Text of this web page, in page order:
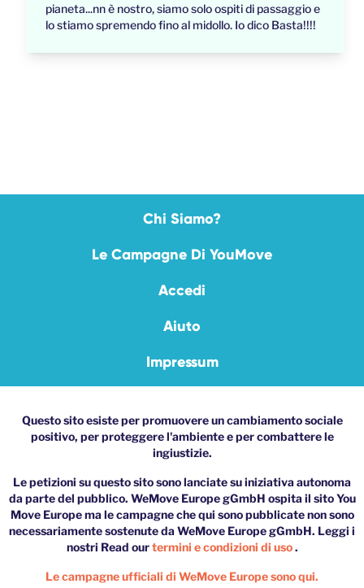
pianeta...nn è nostro, siamo solo ospiti di passaggio e
lo stiamo spremendo fino al midollo. Io dico Basta!!!!
Chi Siamo?
Le Campagne Di YouMove
Accedi
Aiuto
Impressum
Questo sito esiste per promuovere un cambiamento sociale
positivo, per proteggere l'ambiente e per combattere le
ingiustizie.
Le petizioni su questo sito sono lanciate su iniziativa autonoma
da parte del pubblico. WeMove Europe gGmbH ospita il sito You
Move Europe ma le campagne che qui sono pubblicate non sono
necessariamente sostenute da WeMove Europe gGmbH. Leggi i
nostri Read ourtermini e condizioni di uso.
Le campagne ufficiali di WeMove Europe sono qui.